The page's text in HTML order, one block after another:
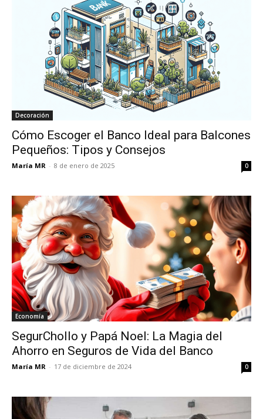
Decoración
Cómo Escoger el Banco Ideal para Balcones
Pequeños: Tipos y Consejos
María MR - 8 de enero de 2025 0
Economía
SegurChollo y Papá Noel: La Magia del
Ahorro en Seguros de Vida del Banco
María MR - 17 de diciembre de 2024 0